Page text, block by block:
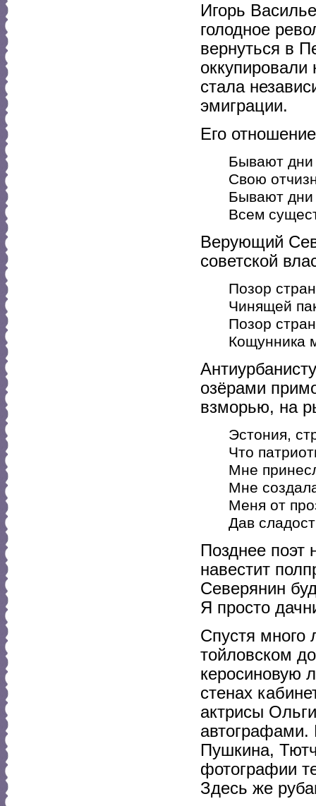
Игорь
голодное
вернуться в
стала
эмиграции.
Его
Бывают
Свою
Бывают
Всем
Верующий
советской
Позор
Чинящей
Позор
Кощунника
озёрами
взморью, на
Эстония,
Что
Мне
Мне
Меня от
Дав
Позднее поэт
навестит
Северянин
Я просто
Спустя много
тойловском
керосиновую
стенах
актрисы
автографами.
Пушкина,
фотографии
Здесь же